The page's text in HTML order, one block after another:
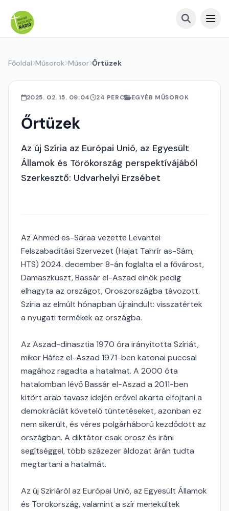
Főoldal Műsorok Műsor Őrtüzek
2025. 02. 15. 09:04 24 PERC EGYÉB MŰSOROK
Őrtüzek
Az új Szíria az Európai Unió, az Egyesült
Államok és Törökország perspektívájából
Szerkesztő: Udvarhelyi Erzsébet
Az Ahmed es-Saraa vezette Levantei
Felszabadítási Szervezet (Hajat Tahrír as-Sám,
HTS) 2024. december 8-án foglalta el a fővárost,
Damaszkuszt, Bassár el-Aszad elnök pedig
elhagyta az országot, Oroszországba távozott.
Szíria az elmúlt hónapban újraindult: visszatértek
a nyugati termékek az országba.
Az Aszad-dinasztia 1970 óra irányította Szíriát,
mikor Háfez el-Aszad 1971-ben katonai puccsal
magához ragadta a hatalmat. A 2000 óta
hatalomban lévő Bassár el-Aszad a 2011-ben
kitört arab tavasz idején erővel akarta elfojtani a
demokráciát követelő tüntetéseket, azonban ez
nem sikerült, és véres polgárháború kezdődött az
országban. A diktátor csak orosz és iráni
segítséggel, több százezer áldozat árán tudta
megtartani a hatalmát.
Az új Szíriáról az Európai Unió, az Egyesült Államok
és Törökország, valamint a szír menekültek